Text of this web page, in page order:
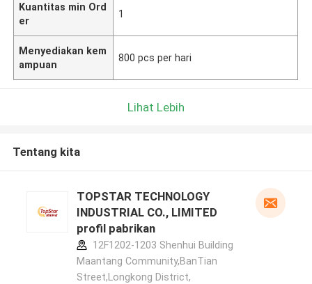
Kuantitas min Ord
er
1
Menyediakan kem
ampuan
800 pcs per hari
Lihat Lebih
Tentang kita
TOPSTAR TECHNOLOGY
INDUSTRIAL CO., LIMITED
profil pabrikan
12F1202-1203 Shenhui Building
Maantang Community,BanTian
Street,Longkong District,